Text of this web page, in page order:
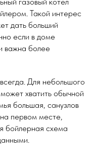
Такой интерес
дать больший
если в доме
важна более
Для небольшого
хватить обычной
большая, санузлов
первом месте,
бойлерная схема